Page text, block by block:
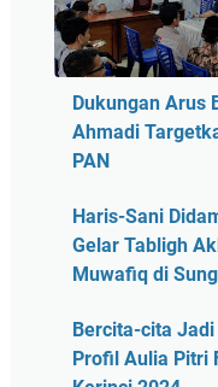
Dukungan Arus
Ahmadi
PAN
Haris-Sani
Gelar Tabligh
Muwafiq di
Bercita-cita
Profil Aulia Pitri